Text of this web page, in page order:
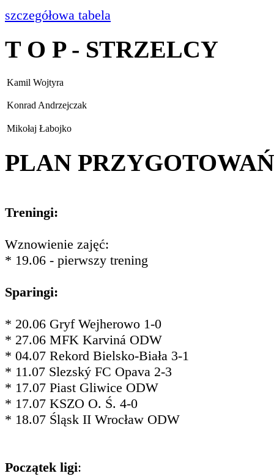
szczegółowa tabela
T O P - STRZELCY
Kamil Wojtyra
Konrad Andrzejczak
Mikołaj Łabojko
PLAN PRZYGOTOWAŃ
Treningi:
Wznowienie zajęć:
* 19.06 - pierwszy trening
Sparingi:
* 20.06 Gryf Wejherowo 1-0
* 27.06 MFK Karviná ODW
* 04.07 Rekord Bielsko-Biała 3-1
* 11.07 Slezský FC Opava 2-3
* 17.07 Piast Gliwice ODW
* 17.07 KSZO O. Ś. 4-0
* 18.07 Śląsk II Wrocław ODW
Początek ligi: